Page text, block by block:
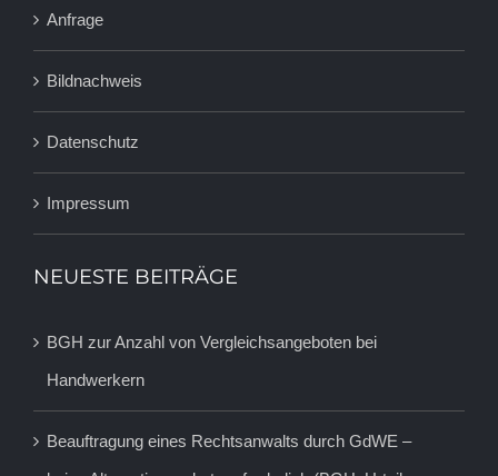
Anfrage
Bildnachweis
Datenschutz
Impressum
NEUESTE BEITRÄGE
BGH zur Anzahl von Vergleichsangeboten bei
Handwerkern
Beauftragung eines Rechtsanwalts durch GdWE –